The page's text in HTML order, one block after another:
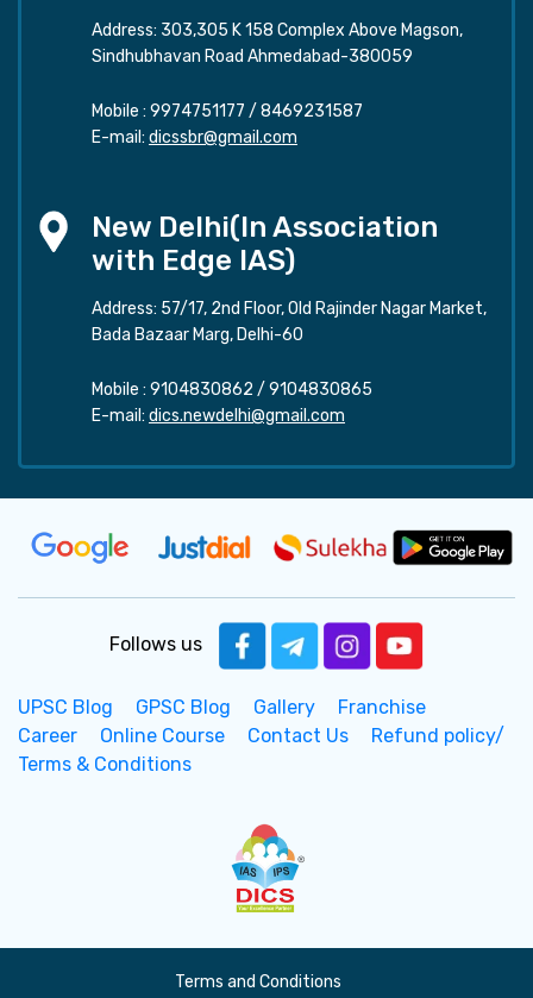
Address: 303,305 K 158 Complex Above Magson,
Sindhubhavan Road Ahmedabad-380059
Mobile : 9974751177 / 8469231587
E-mail: dicssbr@gmail.com
New Delhi(In Association
with Edge IAS)
Address: 57/17, 2nd Floor, Old Rajinder Nagar Market,
Bada Bazaar Marg, Delhi-60
Mobile : 9104830862 / 9104830865
E-mail: dics.newdelhi@gmail.com
Follows us
UPSC Blog GPSC Blog Gallery
Franchise
Career
Online Course Contact Us
Refund policy/
Terms & Conditions
Terms and Conditions